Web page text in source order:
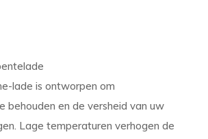
lade is ontworpen om
behouden en de versheid van uw
Lage temperaturen verhogen de